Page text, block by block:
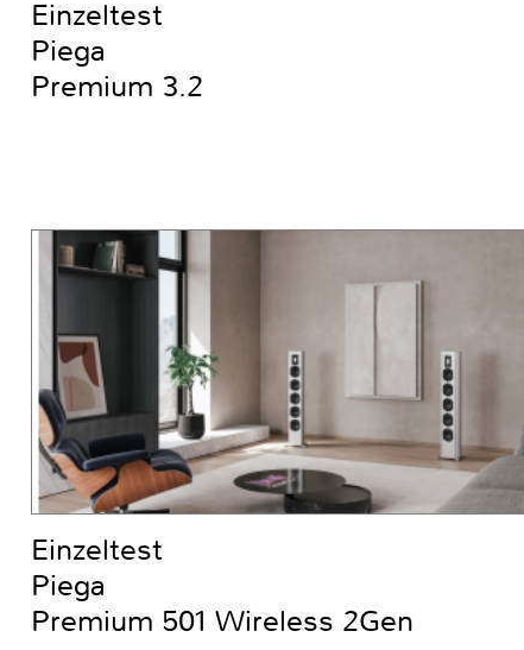
Einzeltest
Piega
Premium 3.2
Einzeltest
Piega
Premium 501 Wireless 2Gen